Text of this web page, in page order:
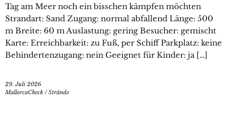
Tag am Meer noch ein bisschen kämpfen möchten
Strandart: Sand Zugang: normal abfallend Länge: 500
m Breite: 60 m Auslastung: gering Besucher: gemischt
Karte: Erreichbarkeit: zu Fuß, per Schiff Parkplatz: keine
Behindertenzugang: nein Geeignet für Kinder: ja […]
29. Juli 2026
MallorcaCheck /Strände